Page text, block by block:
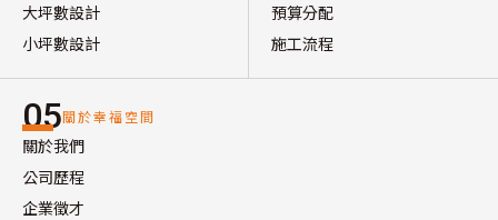
大坪數設計
小坪數設計
預算分配
施工流程
05關於幸福空間
關於我們
公司歷程
企業徵才